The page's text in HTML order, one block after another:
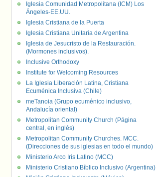
Iglesia Comunidad Metropolitana (ICM) Los
Ángeles-EE.UU.
Iglesia Cristiana de la Puerta
Iglesia Cristiana Unitaria de Argentina
Iglesia de Jesucristo de la Restauración.
(Mormones inclusivos).
Inclusive Orthodoxy
Institute for Welcoming Resources
La Iglesia Liberación Latina, Cristiana
Ecuménica Inclusiva (Chile)
meTanoia (Grupo ecuménico inclusivo,
Andalucía oriental)
Metropolitan Community Church (Página
central, en inglés)
Metropolitan Community Churches. MCC.
(Direcciones de sus iglesias en todo el mundo)
Ministerio Arco Iris Latino (MCC)
Ministerio Cristiano Bíblico Inclusivo (Argentina)